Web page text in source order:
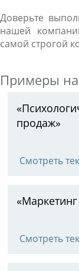
Доверьте
нашей
самой строгой
Примеры
продаж»
Смотреть
Смотреть